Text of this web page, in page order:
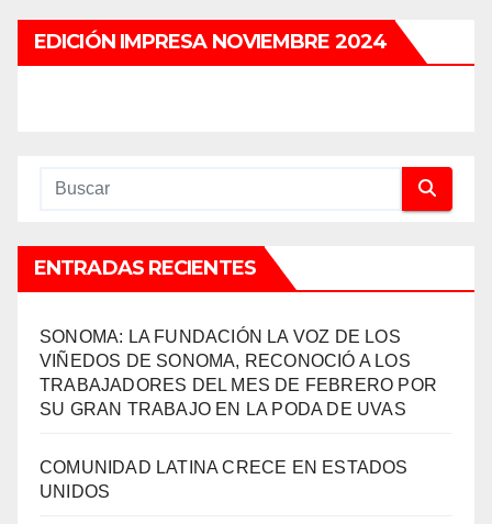
EDICIÓN IMPRESA NOVIEMBRE 2024
ENTRADAS RECIENTES
SONOMA: LA FUNDACIÓN LA VOZ DE LOS
VIÑEDOS DE SONOMA, RECONOCIÓ A LOS
TRABAJADORES DEL MES DE FEBRERO POR
SU GRAN TRABAJO EN LA PODA DE UVAS
COMUNIDAD LATINA CRECE EN ESTADOS
UNIDOS